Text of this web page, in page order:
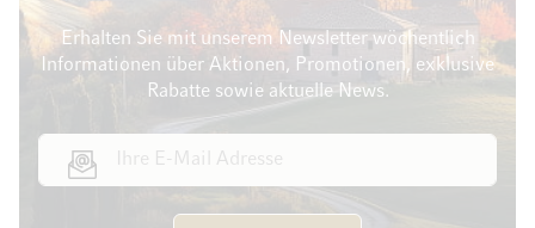
Erhalten Sie mit unserem Newsletter wöchentlich
Informationen über Aktionen, Promotionen, exklusive
Rabatte sowie aktuelle News.
E-Mail Adresse